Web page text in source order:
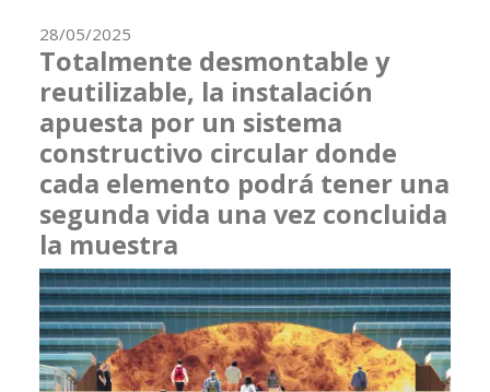
28/05/2025
Totalmente desmontable y
reutilizable, la instalación
apuesta por un sistema
constructivo circular donde
cada elemento podrá tener una
segunda vida una vez concluida
la muestra